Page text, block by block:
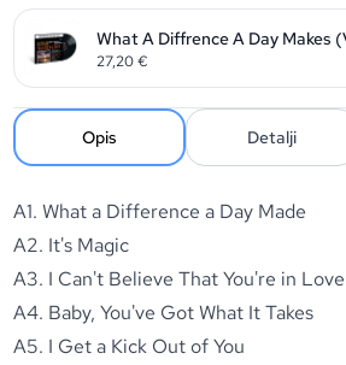
What A Diffrence A Day Makes
27,20€
Opis Detalji
A1. What a Difference a Day Made
A2. It's Magic
A3. I Can't Believe That You're in
A4. Baby, You've Got What It Takes
A5. I Get a Kick Out of You